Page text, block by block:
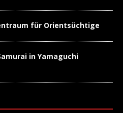
für Orientsüchtige
in Yamaguchi